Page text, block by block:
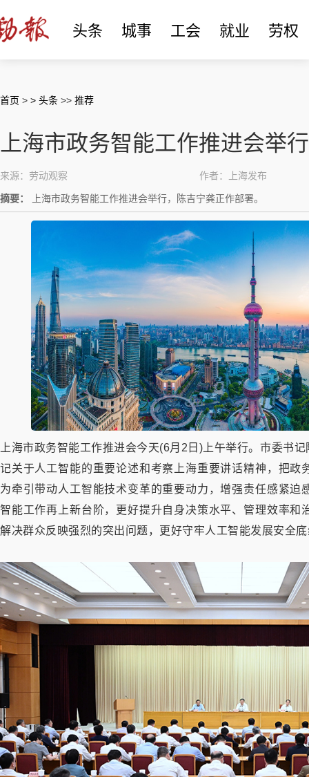
头条 城事 工会 就业 劳权
首页 > > 头条 >> 推荐
上海市政务智能工作推进会举
来源：劳动观察 作者：上海发布
摘要： 上海市政务智能工作推进会举行，陈吉宁龚正作部署。
上海市政务智能工作推进会今天(6月2日)上午举行。市委书
记关于人工智能的重要论述和考察上海重要讲话精神，把
为牵引带动人工智能技术变革的重要动力，增强责任感紧
智能工作再上新台阶，更好提升自身决策水平、管理效率
解决群众反映强烈的突出问题，更好守牢人工智能发展安全